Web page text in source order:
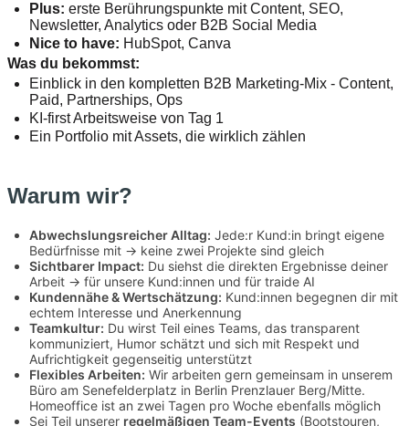
Plus: erste Berührungspunkte mit Content, SEO,
Newsletter, Analytics oder B2B Social Media
Nice to have: HubSpot, Canva
Was du bekommst:
Einblick in den kompletten B2B Marketing-Mix - Content,
Paid, Partnerships, Ops
KI-first Arbeitsweise von Tag 1
Ein Portfolio mit Assets, die wirklich zählen
Warum wir?
Abwechslungsreicher Alltag: Jede:r Kund:in bringt eigene
Bedürfnisse mit → keine zwei Projekte sind gleich
Sichtbarer Impact: Du siehst die direkten Ergebnisse deiner
Arbeit → für unsere Kund:innen und für traide AI
Kundennähe & Wertschätzung: Kund:innen begegnen dir mit
echtem Interesse und Anerkennung
Teamkultur: Du wirst Teil eines Teams, das transparent
kommuniziert, Humor schätzt und sich mit Respekt und
Aufrichtigkeit gegenseitig unterstützt
Flexibles Arbeiten: Wir arbeiten gern gemeinsam in unserem
Büro am Senefelderplatz in Berlin Prenzlauer Berg/Mitte.
Homeoffice ist an zwei Tagen pro Woche ebenfalls möglich
Sei Teil unserer regelmäßigen Team-Events (Bootstouren,